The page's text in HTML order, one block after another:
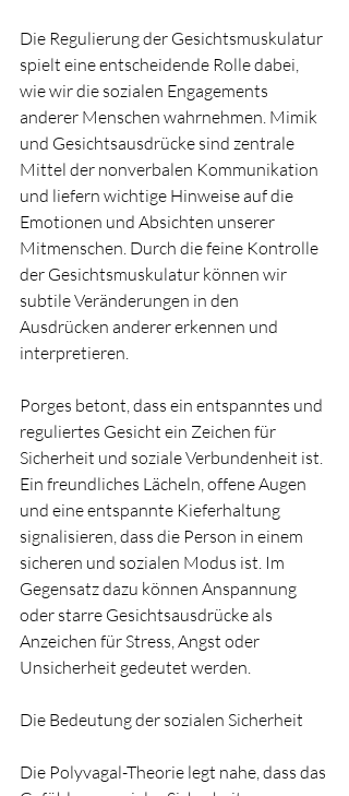
Die Regulierung der Gesichtsmuskulatur
spielt eine entscheidende Rolle dabei,
wie wir die sozialen Engagements
anderer Menschen wahrnehmen. Mimik
und Gesichtsausdrücke sind zentrale
Mittel der nonverbalen Kommunikation
und liefern wichtige Hinweise auf die
Emotionen und Absichten unserer
Mitmenschen. Durch die feine Kontrolle
der Gesichtsmuskulatur können wir
subtile Veränderungen in den
Ausdrücken anderer erkennen und
interpretieren.
Porges betont, dass ein entspanntes und
reguliertes Gesicht ein Zeichen für
Sicherheit und soziale Verbundenheit ist.
Ein freundliches Lächeln, offene Augen
und eine entspannte Kieferhaltung
signalisieren, dass die Person in einem
sicheren und sozialen Modus ist. Im
Gegensatz dazu können Anspannung
oder starre Gesichtsausdrücke als
Anzeichen für Stress, Angst oder
Unsicherheit gedeutet werden.
Die Bedeutung der sozialen Sicherheit
Die Polyvagal-Theorie legt nahe, dass das